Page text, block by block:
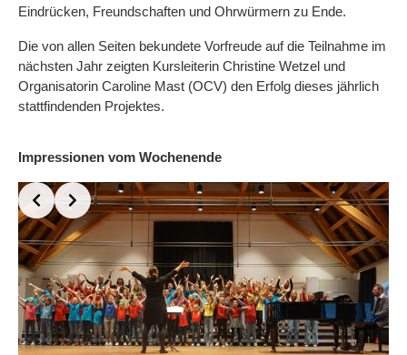
Eindrücken, Freundschaften und Ohrwürmern zu Ende.
Die von allen Seiten bekundete Vorfreude auf die Teilnahme im
nächsten Jahr zeigten Kursleiterin Christine Wetzel und
Organisatorin Caroline Mast (OCV) den Erfolg dieses jährlich
stattfindenden Projektes.
Impressionen vom Wochenende